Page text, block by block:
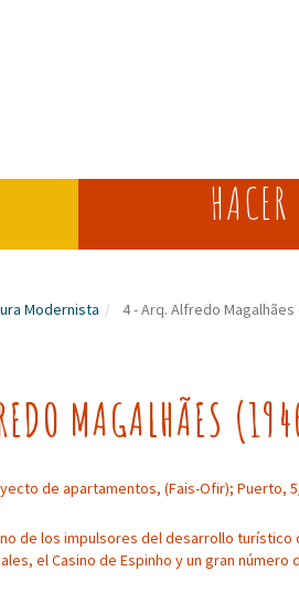
HACER
Modernista 4 - Arq. Alfredo Magalhães
MAGALHÃES
de apartamentos, (Fais-Ofir); Puerto,
de los impulsores del desarrollo
el Casino de Espinho y un gran número